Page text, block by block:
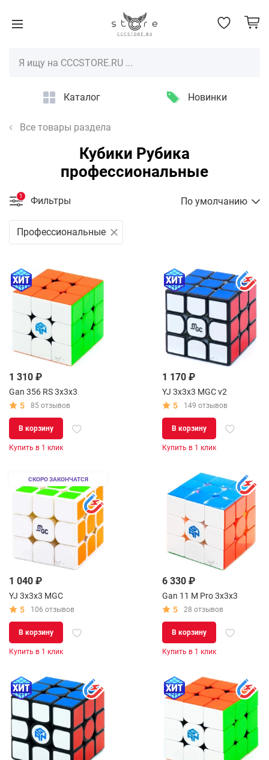
Каталог Новинки
Все товары раздела
Кубики Рубика
профессиональные
Фильтры
1 По умолчанию
Профессиональные
1 310 ₽
Gan 356 RS 3x3x3
5
85 отзывов
В корзину
Купить в 1 клик
1 170 ₽
YJ 3x3x3 MGC v2
5
149 отзывов
В корзину
Купить в 1 клик
СКОРО ЗАКОНЧАТСЯ
1 040 ₽
YJ 3x3x3 MGC
5
106 отзывов
В корзину
Купить в 1 клик
6 330 ₽
Gan 11 M Pro 3x3x3
5
28 отзывов
В корзину
Купить в 1 клик